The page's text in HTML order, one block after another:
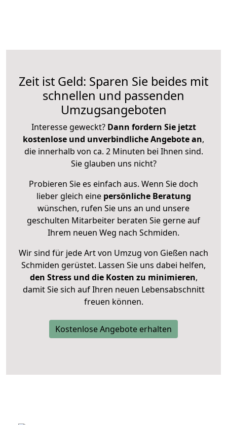
Zeit ist Geld: Sparen Sie beides mit
schnellen und passenden
Umzugsangeboten
Interesse geweckt? Dann fordern Sie jetzt
kostenlose und unverbindliche Angebote an,
die innerhalb von ca. 2 Minuten bei Ihnen sind.
Sie glauben uns nicht?
Probieren Sie es einfach aus. Wenn Sie doch
lieber gleich eine persönliche Beratung
wünschen, rufen Sie uns an und unsere
geschulten Mitarbeiter beraten Sie gerne auf
Ihrem neuen Weg nach Schmiden.
Wir sind für jede Art von Umzug von Gießen nach
Schmiden gerüstet. Lassen Sie uns dabei helfen,
den Stress und die Kosten zu minimieren,
damit Sie sich auf Ihren neuen Lebensabschnitt
freuen können.
Kostenlose Angebote erhalten